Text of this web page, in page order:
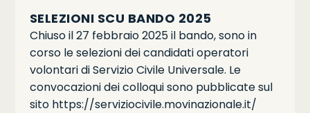
SELEZIONI SCU BANDO 2025
Chiuso il 27 febbraio 2025 il bando, sono in
corso le selezioni dei candidati operatori
volontari di Servizio Civile Universale. Le
convocazioni dei colloqui sono pubblicate sul
sito https://serviziocivile.movinazionale.it/